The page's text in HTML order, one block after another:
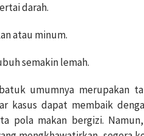
darah.
atau minum.
semakin lemah.
umumnya merupakan
kasus dapat membaik
pola makan bergizi.